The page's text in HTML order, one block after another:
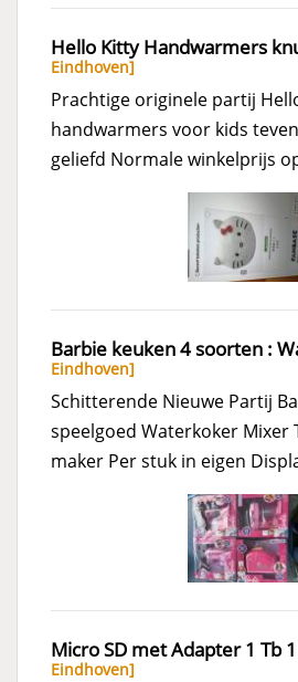
Hello Kitty Handwarmers
Eindhoven]
Prachtige originele partij
handwarmers voor kids
geliefd Normale winkelprijs
Barbie keuken 4 soorten :
Eindhoven]
Schitterende Nieuwe Partij
speelgoed Waterkoker Mixer
maker Per stuk in eigen
Micro SD met Adapter 1 Tb
Eindhoven]